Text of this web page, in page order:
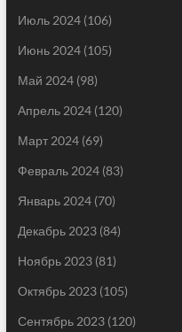
Июль 2024(106)
Июнь 2024(105)
Май 2024(98)
Апрель 2024(120)
Март 2024(69)
Февраль 2024(83)
Январь 2024(70)
Декабрь 2023(84)
Ноябрь 2023(81)
Октябрь 2023(105)
Сентябрь 2023(120)